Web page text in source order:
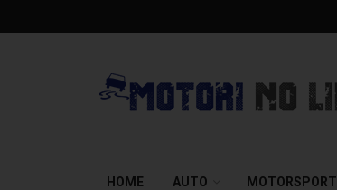
HOME AUTO MOTORSPORT